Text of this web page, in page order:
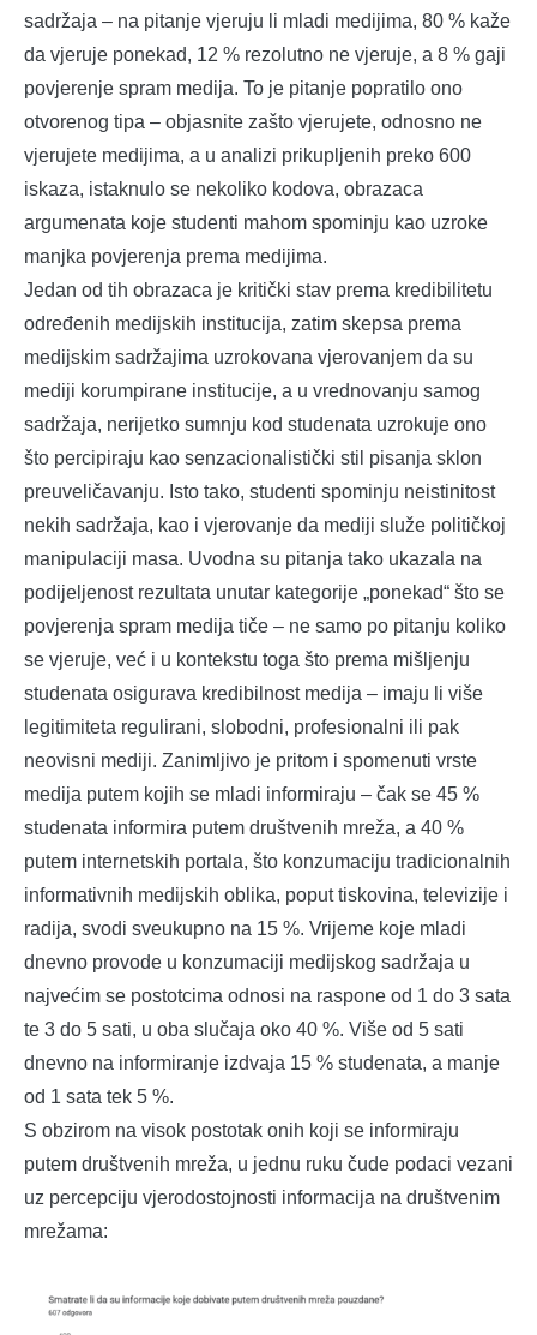
sadržaja – na pitanje vjeruju li mladi medijima, 80 % kaže
da vjeruje ponekad, 12 % rezolutno ne vjeruje, a 8 % gaji
povjerenje spram medija. To je pitanje popratilo ono
otvorenog tipa – objasnite zašto vjerujete, odnosno ne
vjerujete medijima, a u analizi prikupljenih preko 600
iskaza, istaknulo se nekoliko kodova, obrazaca
argumenata koje studenti mahom spominju kao uzroke
manjka povjerenja prema medijima.
Jedan od tih obrazaca je kritički stav prema kredibilitetu
određenih medijskih institucija, zatim skepsa prema
medijskim sadržajima uzrokovana vjerovanjem da su
mediji korumpirane institucije, a u vrednovanju samog
sadržaja, nerijetko sumnju kod studenata uzrokuje ono
što percipiraju kao senzacionalistički stil pisanja sklon
preuveličavanju. Isto tako, studenti spominju neistinitost
nekih sadržaja, kao i vjerovanje da mediji služe političkoj
manipulaciji masa. Uvodna su pitanja tako ukazala na
podijeljenost rezultata unutar kategorije „ponekad“ što se
povjerenja spram medija tiče – ne samo po pitanju koliko
se vjeruje, već i u kontekstu toga što prema mišljenju
studenata osigurava kredibilnost medija – imaju li više
legitimiteta regulirani, slobodni, profesionalni ili pak
neovisni mediji. Zanimljivo je pritom i spomenuti vrste
medija putem kojih se mladi informiraju – čak se 45 %
studenata informira putem društvenih mreža, a 40 %
putem internetskih portala, što konzumaciju tradicionalnih
informativnih medijskih oblika, poput tiskovina, televizije i
radija, svodi sveukupno na 15 %. Vrijeme koje mladi
dnevno provode u konzumaciji medijskog sadržaja u
najvećim se postotcima odnosi na raspone od 1 do 3 sata
te 3 do 5 sati, u oba slučaja oko 40 %. Više od 5 sati
dnevno na informiranje izdvaja 15 % studenata, a manje
od 1 sata tek 5 %.
S obzirom na visok postotak onih koji se informiraju
putem društvenih mreža, u jednu ruku čude podaci vezani
uz percepciju vjerodostojnosti informacija na društvenim
mrežama: